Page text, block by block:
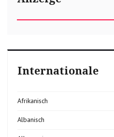
Internationale
Afrikanisch
Albanisch